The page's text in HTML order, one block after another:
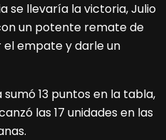
se llevaría la victoria, Julio
un potente remate de
empate y darle un
13 puntos en la tabla,
las 17 unidades en las